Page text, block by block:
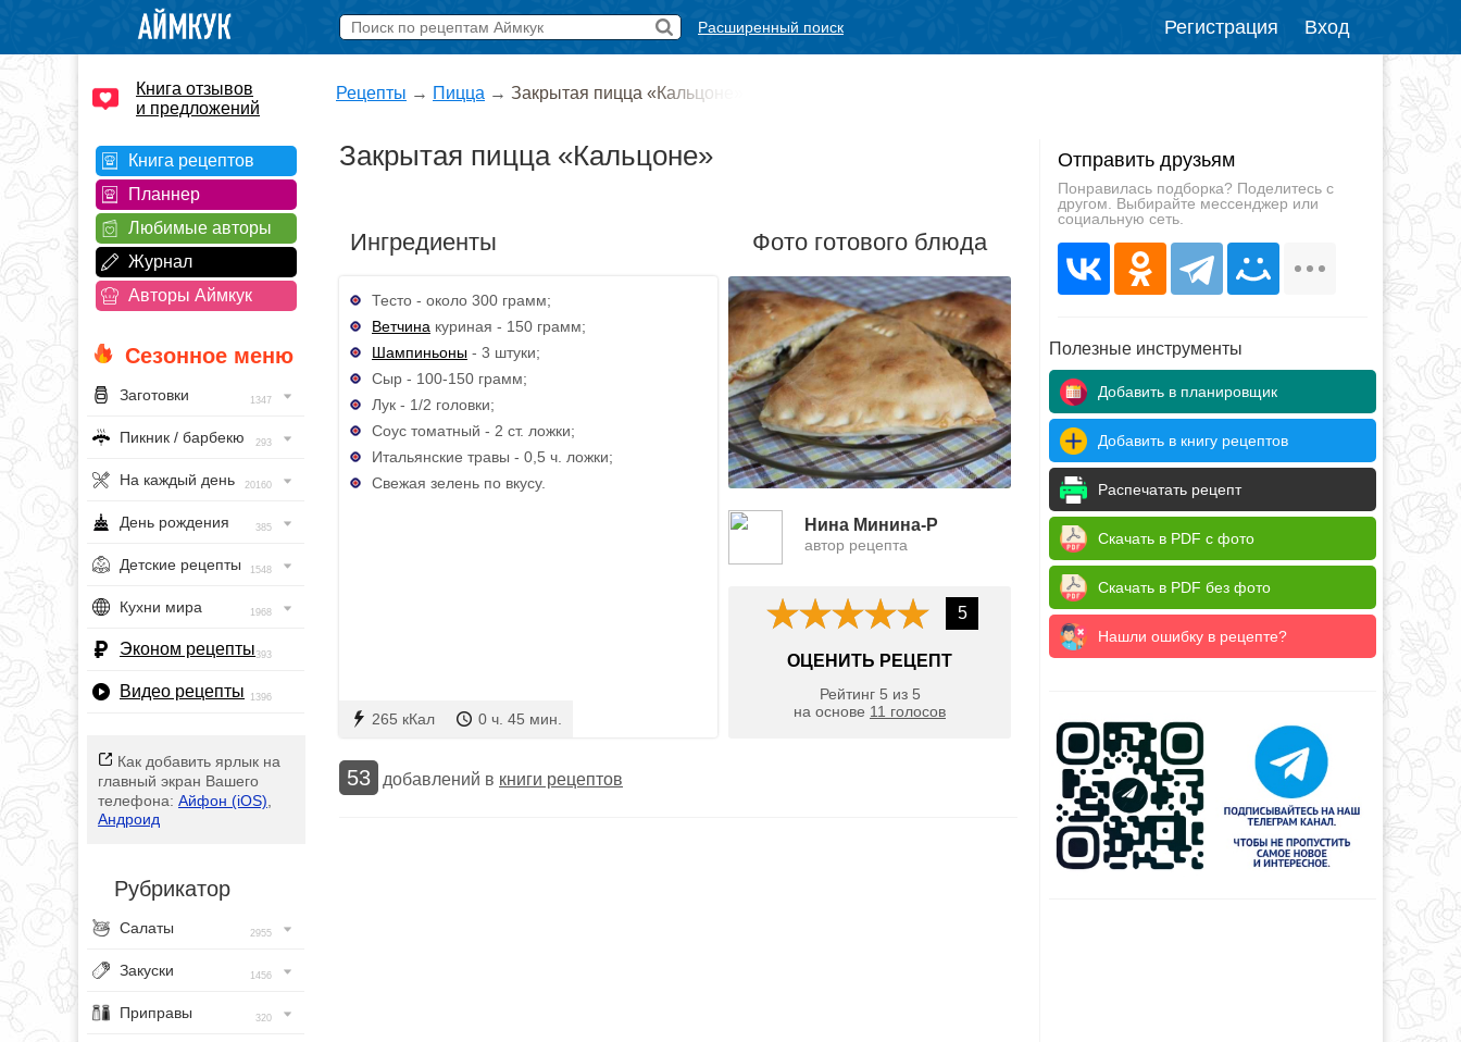
Расширенный поиск Регистрация Вход
Книга отзывов
и предложений
Книга рецептов
Планнер
Любимые авторы
Журнал
Авторы Аймкук
Сезонное меню
Заготовки 1347
Пикник / барбекю 293
На каждый день 20160
День рождения 385
Детские рецепты 1548
Кухни мира 1968
Эконом рецепты393
Видео рецепты 1396
Как добавить ярлык на
главный экран Вашего
телефона: Айфон (iOS)
Андроид
Рубрикатор
Салаты 2955
Закуски 1456
Приправы 320
Рецепты → Пицца → Закрытая пицца «Кальцоне»
Закрытая пицца «Кальцоне»
Ингредиенты
Тесто - около 300 грамм;
Ветчина куриная - 150 грамм;
Шампиньоны - 3 штуки;
Сыр - 100-150 грамм;
Лук - 1/2 головки;
Соус томатный - 2 ст. ложки;
Итальянские травы - 0,5 ч. ложки;
Свежая зелень по вкусу.
265 кКал 0 ч. 45 мин.
Фото готового блюда
Нина Минина-Р
автор рецепта
5
ОЦЕНИТЬ РЕЦЕПТ
Рейтинг 5 из 5
на основе 11 голосов
53 добавлений в книги рецептов
Отправить друзьям
Понравилась подборка? Поделитесь с
другом. Выбирайте мессенджер или
социальную сеть.
Полезные инструменты
Добавить в планировщик
Добавить в книгу рецептов
Распечатать рецепт
Скачать в PDF с фото
Скачать в PDF без фото
Нашли ошибку в рецепте?